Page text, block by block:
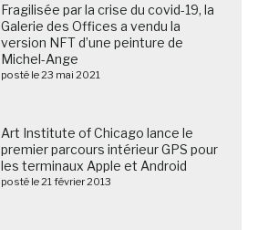
Fragilisée par la crise du covid-19, la
Galerie des Offices a vendu la
version NFT d’une peinture de
Michel-Ange
posté le 23 mai 2021
Art Institute of Chicago lance le
premier parcours intérieur GPS pour
les terminaux Apple et Android
posté le 21 février 2013